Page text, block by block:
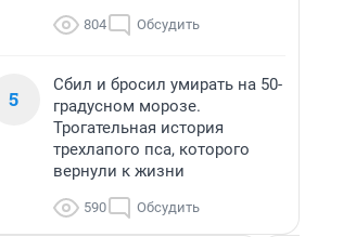
804 Обсудить
5
Сбил и бросил умирать на 50-
градусном морозе.
Трогательная история
трехлапого пса, которого
вернули к жизни
590 Обсудить